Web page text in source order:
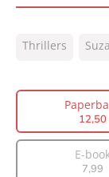
NUR:
Auteur(s):
Aantal pagina's:
Thrillers
12,50
E-
7,99